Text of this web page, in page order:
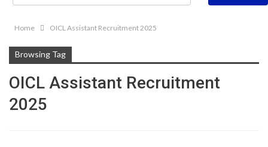
Home OICL Assistant Recruitment 2025
Browsing Tag
OICL Assistant Recruitment
2025